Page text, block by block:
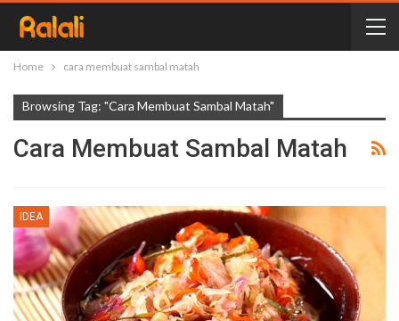
Home cara membuat sambal matah
Browsing Tag: "cara Membuat Sambal Matah"
Cara Membuat Sambal Matah
IDEA